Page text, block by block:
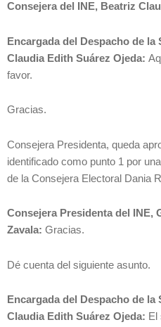
Consejera del INE, Beatriz
Encargada del Despacho de
Claudia Edith Suárez Ojeda:
favor.
Gracias.
Consejera Presidenta, queda
identificado como punto 1 por
de la Consejera Electoral Dania
Consejera Presidenta del INE,
Zavala: Gracias.
Dé cuenta del siguiente asunto.
Encargada del Despacho de
Claudia Edith Suárez Ojeda: El